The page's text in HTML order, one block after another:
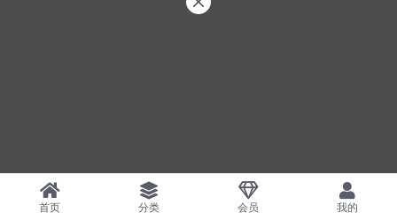
首页 分类 会员 我的